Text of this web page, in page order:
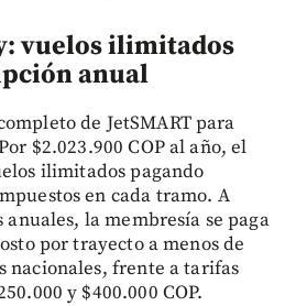
vuelos ilimitados
anual
de JetSMART para
$2.023.900 COP al año, el
ilimitados pagando
en cada tramo. A
la membresía se paga
por trayecto a menos de
nacionales, frente a tarifas
y $400.000 COP.